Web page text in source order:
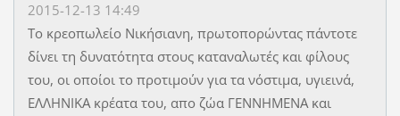
2015-12-13 14:49
Το κρεοπωλείο Νικήσιανη, πρωτοπορώντας πάντοτε
δίνει τη δυνατότητα στους καταναλωτές και φίλους
του, οι οποίοι το προτιμούν για τα νόστιμα, υγιεινά,
ΕΛΛΗΝΙΚΑ κρέατα του, απο ζώα ΓΕΝΝΗΜΕΝΑ και